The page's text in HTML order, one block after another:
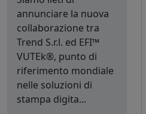
annunciare la nuova
collaborazione tra
Trend S.r.l. ed EFI™
VUTEk®, punto di
riferimento mondiale
nelle soluzioni di
stampa digita...